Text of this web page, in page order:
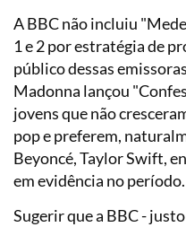
A BBC não incluiu
1 e 2 por estratégia de
público dessas
Madonna lançou
jovens que não
pop e preferem,
Beyoncé, Taylor Swift,
em evidência no período.
Sugerir que a BBC -